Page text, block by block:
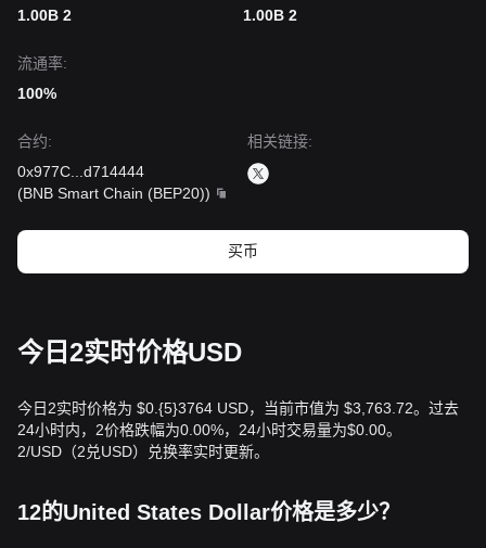
1.00B 2
1.00B 2
流通率:
100%
合约:
0x977C
d714444
(BNB Smart Chain (BEP20))
相关链接:
买币
今日2实时价格USD
今日2实时价格为 $0.{​5}3764 USD，当前市值为 $3,763.72。过去
24小时内，2价格跌幅为0.00%，24小时交易量为$0.00。
2/USD（2兑USD）兑换率实时更新。
12的United States Dollar价格是多少？